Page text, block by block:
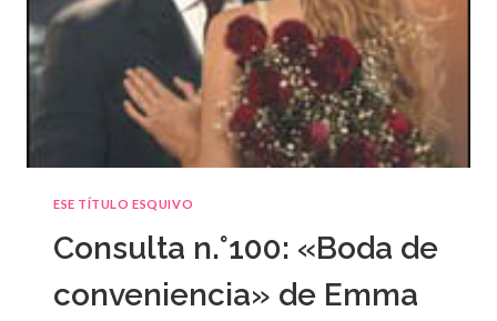
ESE TÍTULO ESQUIVO
Consulta n.°100: «Boda de
conveniencia» de Emma